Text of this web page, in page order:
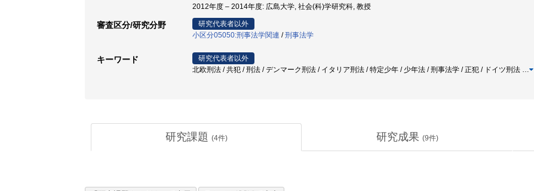
2012年度 – 2014年度: 広島大学, 社会(科)学研究科, 教授
審査区分/研究分野
研究代表者以外
小区分05050:刑事法学関連 /刑事法学
キーワード
研究代表者以外
北欧刑法 / 共犯 / 刑法 / デンマーク刑法 / イタリア刑法 / 特定少年 / 少年法 / 刑事法学 / 正犯 / ドイツ刑法 …
研究課題 (4件) 研究成果 (9件)